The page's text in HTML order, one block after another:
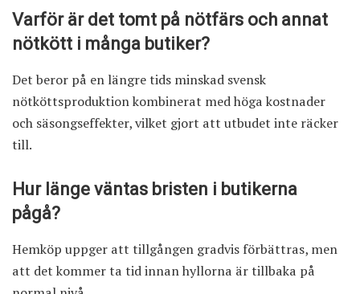
Varför är det tomt på nötfärs och annat
nötkött i många butiker?
Det beror på en längre tids minskad svensk
nötköttsproduktion kombinerat med höga kostnader
och säsongseffekter, vilket gjort att utbudet inte räcker
till.
Hur länge väntas bristen i butikerna
pågå?
Hemköp uppger att tillgången gradvis förbättras, men
att det kommer ta tid innan hyllorna är tillbaka på